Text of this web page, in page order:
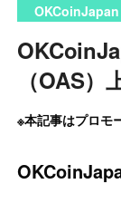
OKCoinJapan
（OAS）
※本記事はプロモ